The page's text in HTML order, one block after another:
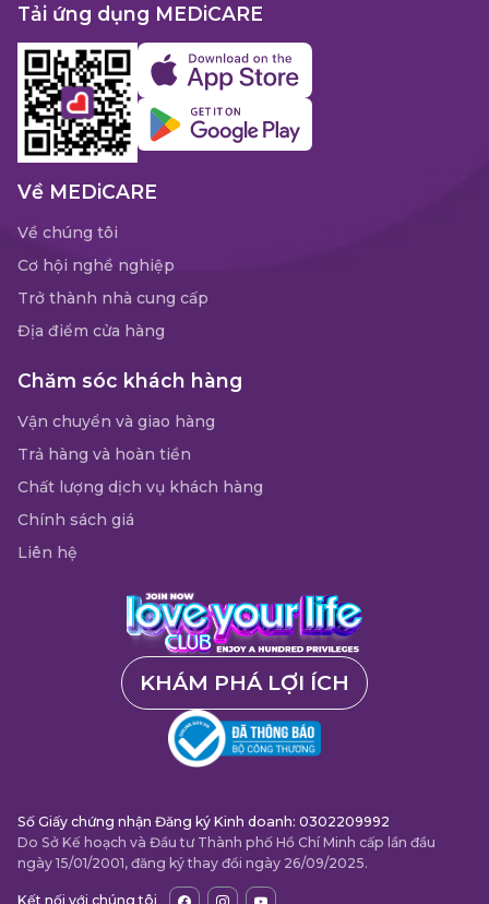
Tải ứng dụng MEDiCARE
Về MEDiCARE
Về chúng tôi
Cơ hội nghề nghiệp
Trở thành nhà cung cấp
Địa điểm cửa hàng
Chăm sóc khách hàng
Vận chuyển và giao hàng
Trả hàng và hoàn tiền
Chất lượng dịch vụ khách hàng
Chính sách giá
Liên hệ
KHÁM PHÁ LỢI ÍCH
Số Giấy chứng nhận Đăng ký Kinh doanh: 0302209992
Do Sở Kế hoạch và Đầu tư Thành phố Hồ Chí Minh cấp lần đầu
ngày 15/01/2001, đăng ký thay đổi ngày 26/09/2025.
Kết nối với chúng tôi